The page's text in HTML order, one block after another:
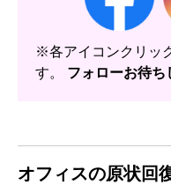
※各アイコンクリッ
す。 フォローお待ち
オフィスの原状回